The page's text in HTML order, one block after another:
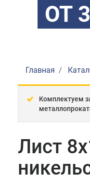
ОТ
Главная
Комплектуем
Лист